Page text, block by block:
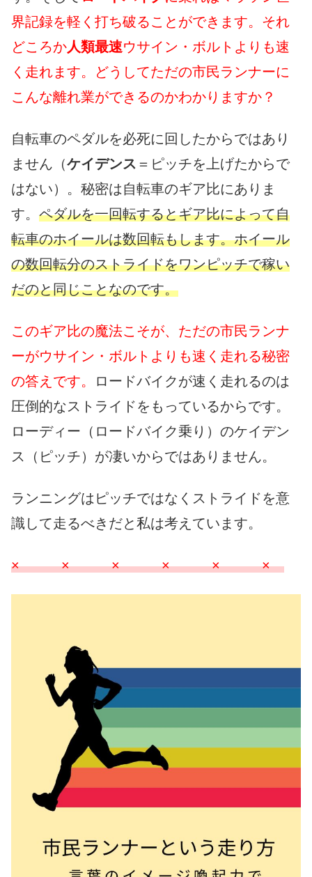
界記録を軽く打ち破ることができます。それ
どころか人類最速ウサイン・ボルトよりも速
く走れます。どうしてただの市民ランナーに
こんな離れ業ができるのかわかりますか？
自転車のペダルを必死に回したからではあり
ません（ケイデンス ＝ピッチを上げたからで
はない）。秘密は自転車のギア比にありま
す。 ペダルを一回転するとギア比によって自
転車のホイールは数回転もします。ホイール
の数回転分のストライドをワンピッチで稼い
だのと同じことなのです。
このギア比の魔法こそが、ただの市民ランナ
ーがウサイン・ボルトよりも速く走れる秘密
の答えです。
ロードバイクが速く走れるのは
圧倒的なストライドをもっているからです。
ローディー（ロードバイク乗り）のケイデン
ス（ピッチ）が凄いからではありません。
ランニングはピッチではなくストライドを意
識して走るべきだと私は考えています。
× × × × × ×